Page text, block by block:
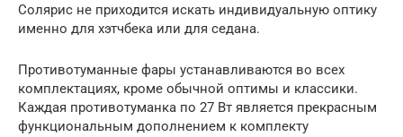
Солярис не приходится искать индивидуальную оптику
именно для хэтчбека или для седана.
Противотуманные фары устанавливаются во всех
комплектациях, кроме обычной оптимы и классики.
Каждая противотуманка по 27 Вт является прекрасным
функциональным дополнением к комплекту